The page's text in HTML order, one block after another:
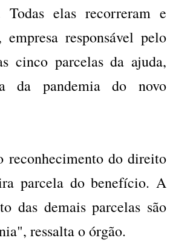
elas recorreram e
responsável pelo
cinco parcelas da ajuda,
da pandemia do novo
reconhecimento do direito
parcela do benefício. A
das demais parcelas são
ressalta o órgão.